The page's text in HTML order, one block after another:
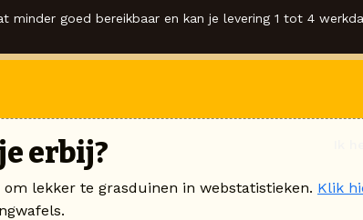
minder goed bereikbaar en kan je levering 1 tot 4
erbij?
lekker te grasduinen in webstatistieken. Klik